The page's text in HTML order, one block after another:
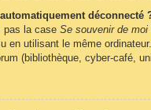
déconnecté
pas la case Se souvenir de moi
en utilisant le même
(bibliothèque, cyber-café,